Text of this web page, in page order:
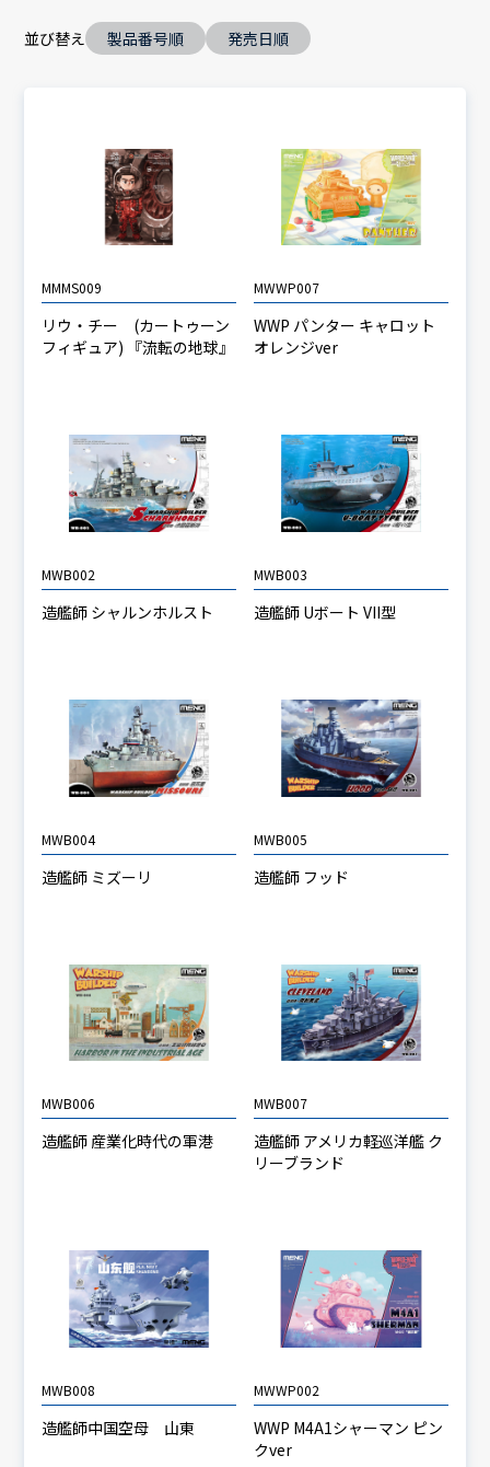
並び替え 製品番号順 発売日順
MMMS009
リウ・チー (カートゥーン
フィギュア) 『流転の地球』
MWWP007
WWP パンター キャロット
オレンジver
MWB002
造艦師 シャルンホルスト
MWB003
造艦師 Uボート VII型
MWB004
造艦師 ミズーリ
MWB005
造艦師 フッド
MWB006
造艦師 産業化時代の軍港
MWB007
造艦師 アメリカ軽巡洋艦 ク
リーブランド
MWB008
造艦師中国空母 山東
MWWP002
WWP M4A1シャーマン ピン
クver